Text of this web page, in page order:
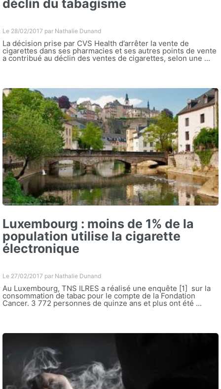
déclin du tabagisme
Le 28/02/2017 par Nathalie Dunand
La décision prise par CVS Health d’arrêter la vente de
cigarettes dans ses pharmacies et ses autres points de vente
a contribué au déclin des ventes de cigarettes, selon une ...
Luxembourg : moins de 1% de la
population utilise la cigarette
électronique
Le 27/02/2017 par Nathalie Dunand
Au Luxembourg, TNS ILRES a réalisé une enquête [1] sur la
consommation de tabac pour le compte de la Fondation
Cancer. 3 772 personnes de quinze ans et plus ont été ...